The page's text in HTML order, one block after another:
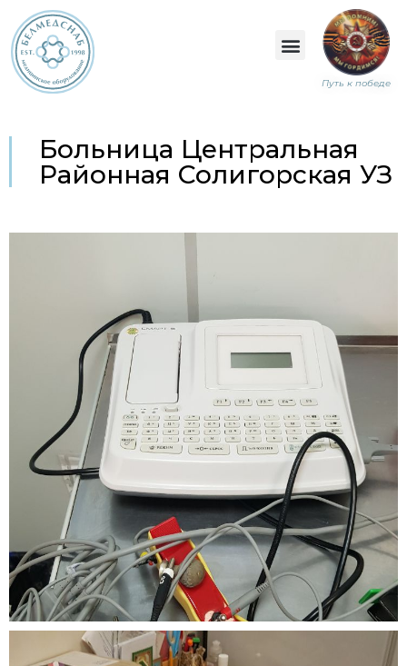
Путь к победе
Больница Центральная
Районная Солигорская УЗ